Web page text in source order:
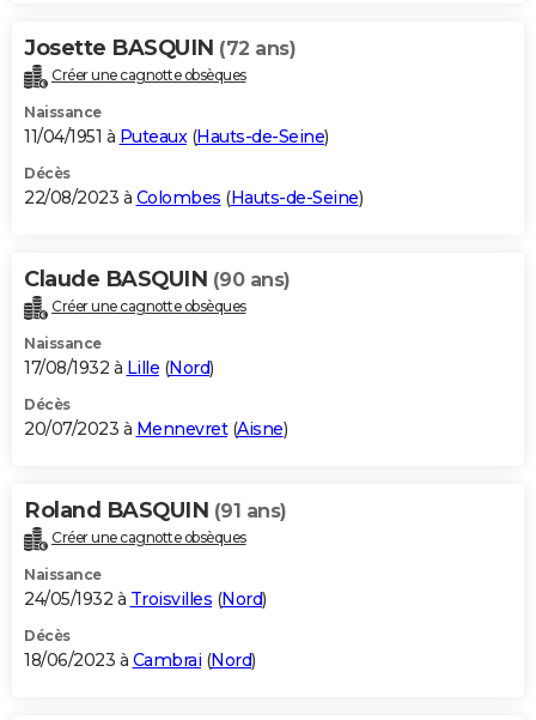
Josette BASQUIN (72 ans)
Créer une cagnotte obsèques
Naissance
11/04/1951 à Puteaux(Hauts-de-Seine)
Décès
22/08/2023 à Colombes (Hauts-de-Seine)
Claude BASQUIN (90 ans)
Créer une cagnotte obsèques
Naissance
17/08/1932 à Lille (Nord)
Décès
20/07/2023 à Mennevret(Aisne)
Roland BASQUIN (91 ans)
Créer une cagnotte obsèques
Naissance
24/05/1932 à Troisvilles (Nord)
Décès
18/06/2023 à Cambrai (Nord)